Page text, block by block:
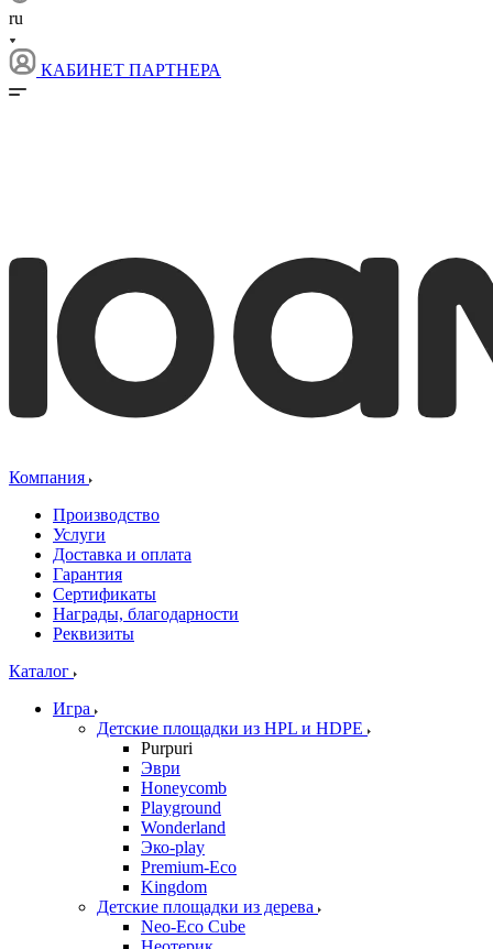
ru
КАБИНЕТ ПАРТНЕРА
Компания
Производство
Услуги
Доставка и оплата
Гарантия
Сертификаты
Награды, благодарности
Реквизиты
Каталог
Игра
Детские площадки из HPL и HDPE
Purpuri
Эври
Honeycomb
Playground
Wonderland
Эко-play
Premium-Eco
Kingdom
Детские площадки из дерева
Neo-Eco Cube